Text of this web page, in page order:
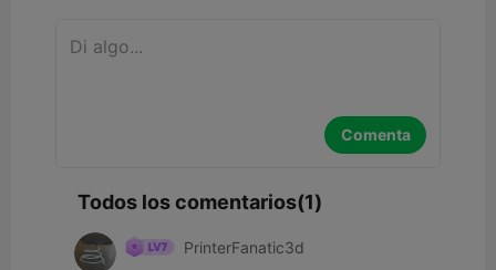
Comenta
Todos los comentarios(1)
PrinterFanatic3d